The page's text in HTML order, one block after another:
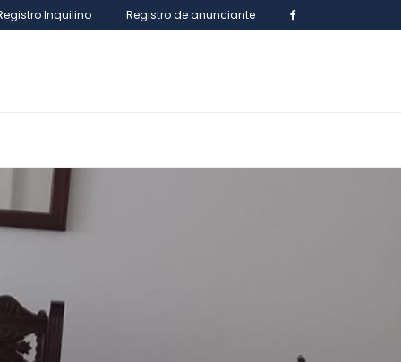
Inquilino Registro de anunciante